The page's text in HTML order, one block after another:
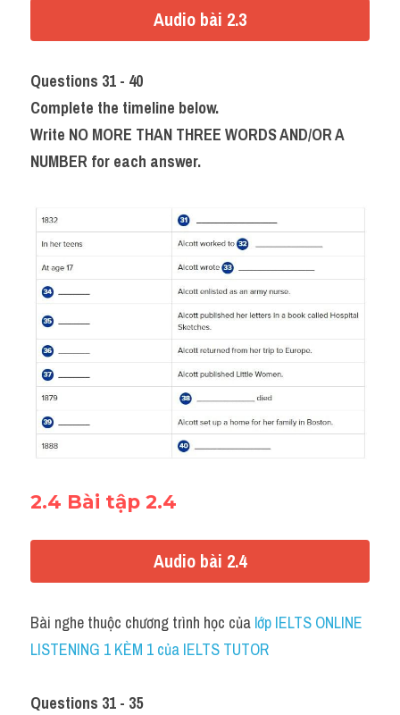
Audio bài 2.3
Questions 31 - 40
Complete the timeline below.
Write NO MORE THAN THREE WORDS AND/OR A
NUMBER for each answer.
2.4 Bài tập 2.4
Audio bài 2.4
Bài nghe thuộc chương trình học của lớp IELTS ONLINE
LISTENING 1 KÈM 1 của IELTS TUTOR
Questions 31 - 35